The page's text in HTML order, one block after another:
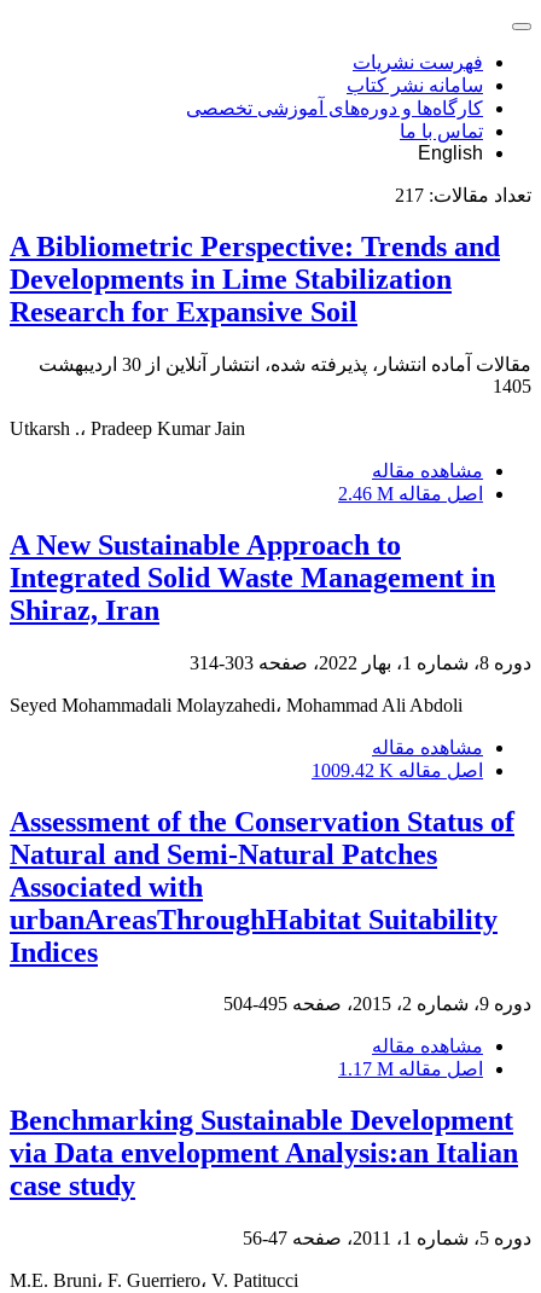
فهرست نشریات
سامانه نشر کتاب
کارگاه‌ها و دوره‌های آموزشی تخصصی
تماس با ما
English
تعداد مقالات: 217
A Bibliometric Perspective: Trends and
Developments in Lime Stabilization
Research for Expansive Soil
مقالات آماده انتشار، پذیرفته شده، انتشار آنلاین از
30 اردیبهشت
1405
Utkarsh .، Pradeep Kumar Jain
مشاهده مقاله
اصل مقاله 2.46 M
A New Sustainable Approach to
Integrated Solid Waste Management in
Shiraz, Iran
دوره 8، شماره 1، بهار 2022، صفحه 303-314
Seyed Mohammadali Molayzahedi، Mohammad Ali Abdoli
مشاهده مقاله
اصل مقاله 1009.42 K
Assessment of the Conservation Status of
Natural and Semi-Natural Patches
Associated with
urbanAreasThroughHabitat Suitability
Indices
دوره 9، شماره 2، 2015، صفحه 495-504
مشاهده مقاله
اصل مقاله 1.17 M
Benchmarking Sustainable Development
via Data envelopment Analysis:an Italian
case study
دوره 5، شماره 1، 2011، صفحه 47-56
M.E. Bruni، F. Guerriero، V. Patitucci